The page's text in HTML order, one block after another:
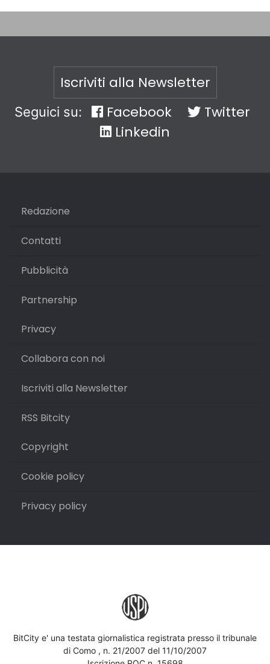
Iscriviti alla Newsletter
Seguici su: Facebook
Twitter
Linkedin
Redazione
Contatti
Pubblicità
Partnership
Privacy
Collabora con noi
Iscriviti alla Newsletter
RSS Bitcity
Copyright
Cookie policy
Privacy policy
BitCity e' una testata giornalistica registrata presso il tribunale
di Como , n. 21/2007 del 11/10/2007